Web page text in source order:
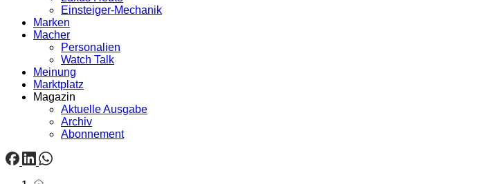
Einsteiger-Mechanik
Marken
Macher
Personalien
Watch Talk
Meinung
Marktplatz
Magazin
Aktuelle Ausgabe
Archiv
Abonnement